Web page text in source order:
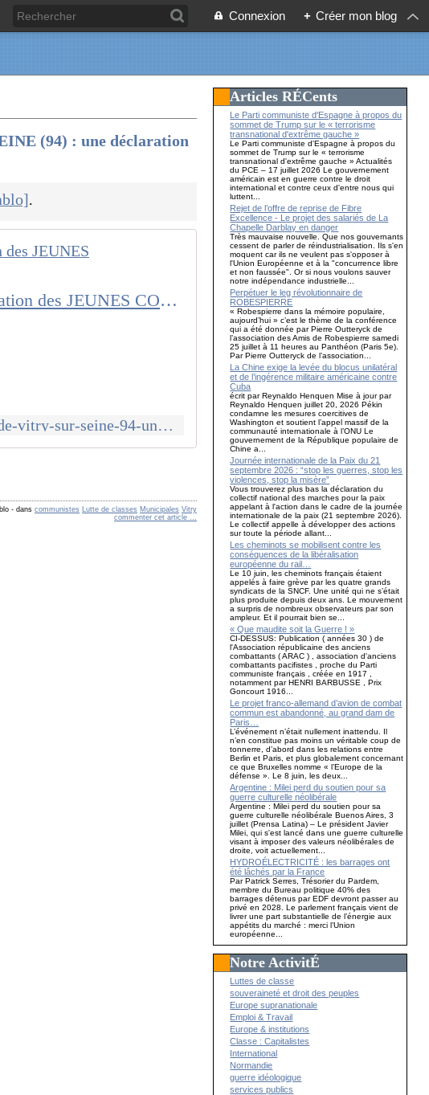
Connexion + Créer mon blog
(94) : une déclaration
.
Élection du maire de VITRY-SUR-SEINE (94) : une déclaration des JEUNES COMMUNISTES du Val-de-Marne
http://www.communcommune.com/2020/07/election-du-maire-de-vitry-sur-seine-94-une-declaration-des-jeunes-communistes-du-val-de-marne.html
- danscommunistes Lutte de classes Municipales Vitry
commenter cet article …
Articles RÉCents
Le Parti communiste d'Espagne à propos du
sommet de Trump sur le « terrorisme
transnational d'extrême gauche »
Le Parti communiste d'Espagne à propos du
sommet de Trump sur le « terrorisme
transnational d'extrême gauche » Actualités
du PCE – 17 juillet 2026 Le gouvernement
américain est en guerre contre le droit
international et contre ceux d'entre nous qui
luttent...
Rejet de l’offre de reprise de Fibre
Excellence - Le projet des salariés de La
Chapelle Darblay en danger
Très mauvaise nouvelle. Que nos gouvernants
cessent de parler de réindustrialisation. Ils s'en
moquent car ils ne veulent pas s'opposer à
l'Union Européenne et à la "concurrence libre
et non faussée". Or si nous voulons sauver
notre indépendance industrielle...
Perpétuer le leg révolutionnaire de
ROBESPIERRE
« Robespierre dans la mémoire populaire,
aujourd’hui » c’est le thème de la conférence
qui a été donnée par Pierre Outteryck de
l’association des Amis de Robespierre samedi
25 juillet à 11 heures au Panthéon (Paris 5e).
Par Pierre Outteryck de l’association...
La Chine exige la levée du blocus unilatéral
et de l’ingérence militaire américaine contre
Cuba
écrit par Reynaldo Henquen Mise à jour par
Reynaldo Henquen juillet 20, 2026 Pékin
condamne les mesures coercitives de
Washington et soutient l’appel massif de la
communauté internationale à l’ONU Le
gouvernement de la République populaire de
Chine a...
Journée internationale de la Paix du 21
septembre 2026 : “stop les guerres, stop les
violences, stop la misère”
Vous trouverez plus bas la déclaration du
collectif national des marches pour la paix
appelant à l'action dans le cadre de la journée
internationale de la paix (21 septembre 2026).
Le collectif appelle à développer des actions
sur toute la période allant...
Les cheminots se mobilisent contre les
conséquences de la libéralisation
européenne du rail…
Le 10 juin, les cheminots français étaient
appelés à faire grève par les quatre grands
syndicats de la SNCF. Une unité qui ne s’était
plus produite depuis deux ans. Le mouvement
a surpris de nombreux observateurs par son
ampleur. Et il pourrait bien se...
« Que maudite soit la Guerre ! »
CI-DESSUS: Publication ( années 30 ) de
l'Association républicaine des anciens
combattants ( ARAC ) , association d'anciens
combattants pacifistes , proche du Parti
communiste français , créée en 1917 ,
notamment par HENRI BARBUSSE , Prix
Goncourt 1916...
Le projet franco-allemand d’avion de combat
commun est abandonné, au grand dam de
Paris…
L’événement n’était nullement inattendu. Il
n’en constitue pas moins un véritable coup de
tonnerre, d’abord dans les relations entre
Berlin et Paris, et plus globalement concernant
ce que Bruxelles nomme « l’Europe de la
défense ». Le 8 juin, les deux...
Argentine : Milei perd du soutien pour sa
guerre culturelle néolibérale
Argentine : Milei perd du soutien pour sa
guerre culturelle néolibérale Buenos Aires, 3
juillet (Prensa Latina) – Le président Javier
Milei, qui s'est lancé dans une guerre culturelle
visant à imposer des valeurs néolibérales de
droite, voit actuellement...
HYDROÉLECTRICITÉ : les barrages ont
été lâchés par la France
Par Patrick Serres, Trésorier du Pardem,
membre du Bureau politique 40% des
barrages détenus par EDF devront passer au
privé en 2028. Le parlement français vient de
livrer une part substantielle de l’énergie aux
appétits du marché : merci l’Union
européenne...
Notre ActivitÉ
Luttes de classe
souveraineté et droit des peuples
Europe supranationale
Emploi & Travail
Europe & institutions
Classe : Capitalistes
International
Normandie
guerre idéologique
services publics